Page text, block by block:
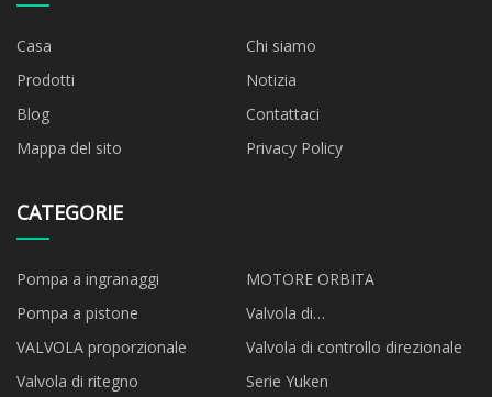
Casa
Chi siamo
Prodotti
Notizia
Blog
Contattaci
Mappa del sito
Privacy Policy
CATEGORIE
Pompa a ingranaggi
MOTORE ORBITA
Pompa a pistone
Valvola di
accensione/spegnimento
VALVOLA proporzionale
Valvola di controllo direzionale
Valvola di ritegno
Serie Yuken